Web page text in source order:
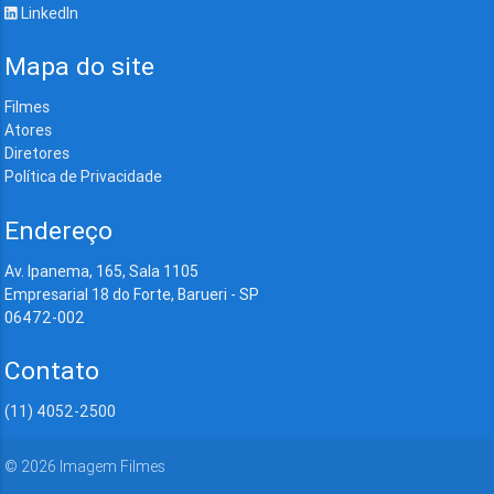
LinkedIn
Mapa do site
Filmes
Atores
Diretores
Política de Privacidade
Endereço
Av. Ipanema, 165, Sala 1105
Empresarial 18 do Forte, Barueri - SP
06472-002
Contato
(11) 4052-2500
© 2026 Imagem Filmes